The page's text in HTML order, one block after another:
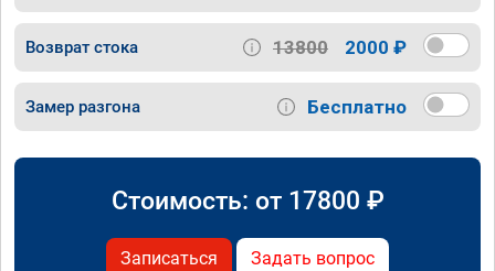
Возврат стока 13800 2000 ₽
Замер разгона Бесплатно
Стоимость: от 17800 ₽
Записаться Задать вопрос